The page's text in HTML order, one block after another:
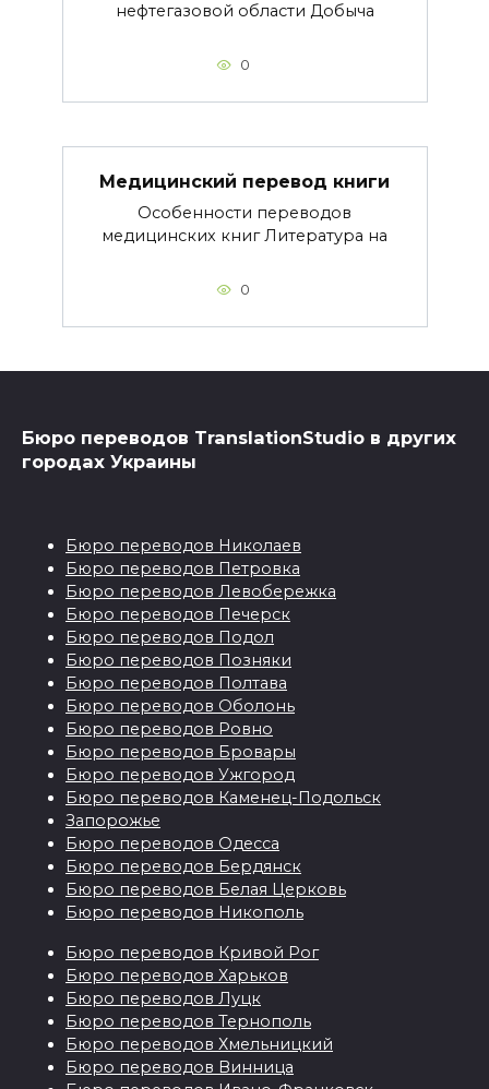
нефтегазовой области Добыча
0
Медицинский перевод книги
Особенности переводов
медицинских книг Литература на
0
Бюро переводов TranslationStudio в других
городах Украины
Бюро переводов Николаев
Бюро переводов Петровка
Бюро переводов Левобережка
Бюро переводов Печерск
Бюро переводов Подол
Бюро переводов Позняки
Бюро переводов Полтава
Бюро переводов Оболонь
Бюро переводов Ровно
Бюро переводов Бровары
Бюро переводов Ужгород
Бюро переводов Каменец-Подольск
Запорожье
Бюро переводов Одесса
Бюро переводов Бердянск
Бюро переводов Белая Церковь
Бюро переводов Никополь
Бюро переводов Кривой Рог
Бюро переводов Харьков
Бюро переводов Луцк
Бюро переводов Тернополь
Бюро переводов Хмельницкий
Бюро переводов Винница